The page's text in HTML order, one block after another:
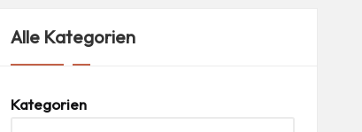
Alle Kategorien
Kategorien